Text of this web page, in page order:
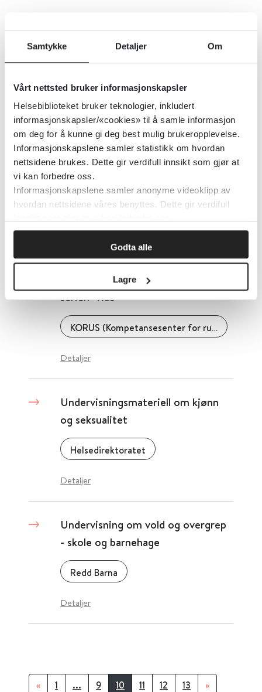
Samtykke Detaljer Om
Vårt nettsted bruker informasjonskapsler
Helsebiblioteket bruker teknologier, inkludert
informasjonskapsler/«cookies» til å samle informasjon
om deg for å kunne gi deg best mulig brukeropplevelse.
Informasjonskapslene samler statistikk om hvordan
nettsidene brukes. Dette gir verdifull innsikt som gjør at
vi kan forbedre oss.
Informasjonskapslene samler anonyme videoklipp av
hvordan nettsidene våres benyttes. Dette gir verdifull
Godta alle
Lagre
2020
Undervisning: Skolehelsetjenesten
skal bidra i undervisning i grupper
eller klasser i den utstrekning
skolen ønsker det
Helsedirektoratet
Undervisningsopplegg til NRK-
serien "Rus"
KORUS (Kompetansesenter for rusfeltet)
Detaljer
Undervisningsmateriell om kjønn
og seksualitet
Helsedirektoratet
Detaljer
Undervisning om vold og overgrep
- skole og barnehage
Redd Barna
Detaljer
« 1 ... 9 10 11 12 13 »